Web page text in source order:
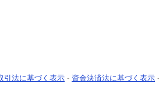
引法に基づく表示 - 資金決済法に基づく表示 -